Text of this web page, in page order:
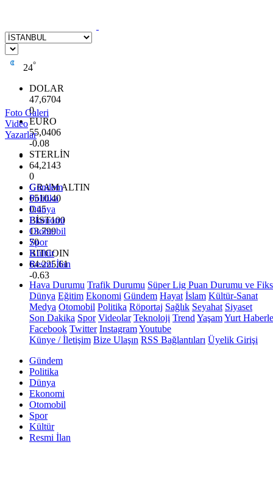
24°
DOLAR
47,6704
0
EURO
55,0406
-0.08
STERLİN
64,2143
0
GRAM ALTIN
6510.40
0.45
BİST100
13.799
70
BITCOIN
64.225,61
-0.63
Foto Galeri
Video
Yazarlar
Gündem
Politika
Dünya
Ekonomi
Otomobil
Spor
Kültür
Resmi İlan
Hava Durumu Trafik Durumu Süper Lig Puan Durumu ve
Dünya Eğitim Ekonomi Gündem Hayat İslam Kültür-Sanat
Medya Otomobil Politika Röportaj Sağlık Seyahat Siyaset
Son Dakika Spor Videolar Teknoloji Trend YaşamYurt
Facebook Twitter InstagramYoutube
Künye / İletişim Bize Ulaşın RSS Bağlantıları Üyelik Girişi
Gündem
Politika
Dünya
Ekonomi
Otomobil
Spor
Kültür
Resmi İlan